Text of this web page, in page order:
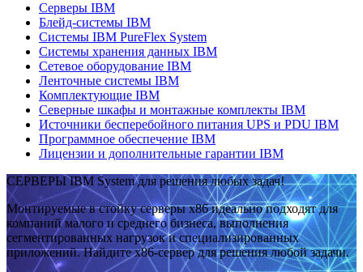
Серверы IBM
Блейд-системы IBM
Системы IBM PureFlex System
Системы хранения данных IBM
Сетевое оборудование IBM
Ленточные системы IBM
Комплектующие IBM
Северные шкафы и монтажные комплекты IBM
Источники бесперебойного питания UPS и PDU IBM
Программное обеспечение IBM
Лицензии и дополнительные гарантии IBM
СЕРВЕРЫ IBM System для решения любых задач!
Монтируемые в стойку серверы x86 идеально подходят для
компаний малого и среднего бизнеса, выполнения
сегментированных нагрузок и специализированных
приложений. Найдите x86-сервер для решения любой задачи.